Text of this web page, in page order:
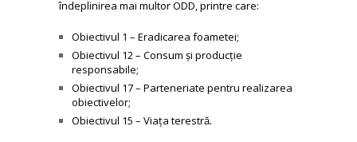
îndeplinirea mai multor ODD, printre care:
Obiectivul 1 – Eradicarea foametei;
Obiectivul 12 – Consum și producție
responsabile;
Obiectivul 17 – Parteneriate pentru realizarea
obiectivelor;
Obiectivul 15 – Viața terestră.